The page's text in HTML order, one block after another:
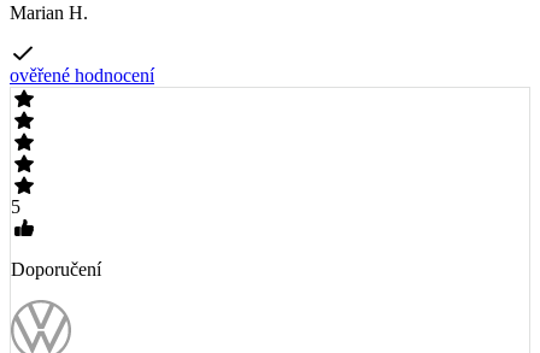
Marian H.
ověřené hodnocení
5
Doporučení